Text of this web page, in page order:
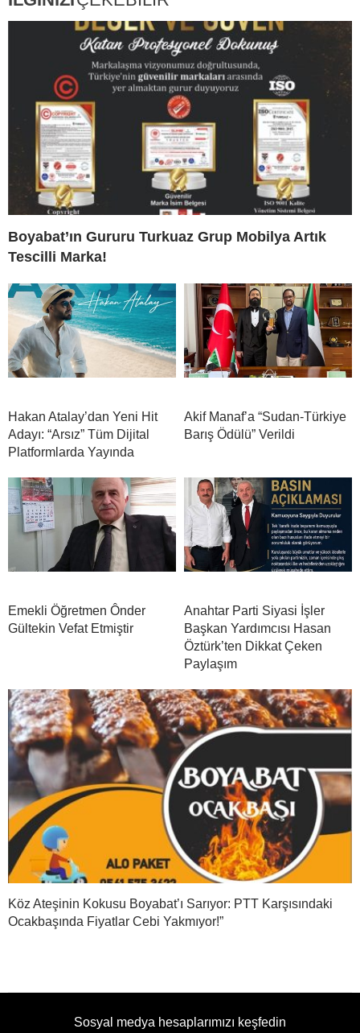
Boyabat’ın Gururu Turkuaz Grup Mobilya Artık
Tescilli Marka!
Hakan Atalay’dan Yeni Hit
Adayı: “Arsız” Tüm Dijital
Platformlarda Yayında
Akif Manaf’a “Sudan-Türkiye
Barış Ödülü” Verildi
Emekli Öğretmen Ônder
Gültekin Vefat Etmiştir
Anahtar Parti Siyasi İşler
Başkan Yardımcısı Hasan
Öztürk’ten Dikkat Çeken
Paylaşım
Köz Ateşinin Kokusu Boyabat’ı Sarıyor: PTT Karşısındaki
Ocakbaşında Fiyatlar Cebi Yakmıyor!”
Sosyal medya hesaplarımızı keşfedin